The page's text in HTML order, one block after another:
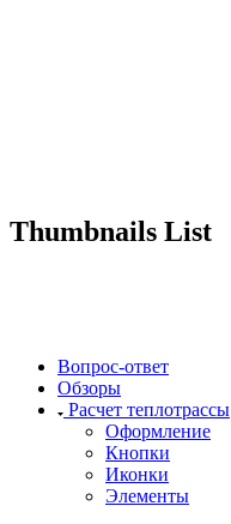
Thumbnails List
Вопрос-ответ
Обзоры
Расчет теплотрассы
Оформление
Кнопки
Иконки
Элементы